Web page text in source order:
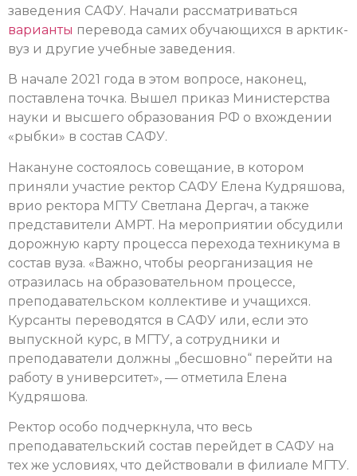
заведения САФУ. Начали рассматриваться
варианты перевода самих обучающихся в арктик-
вуз и другие учебные заведения.
В начале 2021 года в этом вопросе, наконец,
поставлена точка. Вышел приказ Министерства
науки и высшего образования РФ о вхождении
«рыбки» в состав САФУ.
Накануне состоялось совещание, в котором
приняли участие ректор САФУ Елена Кудряшова,
врио ректора МГТУ Светлана Дергач, а также
представители АМРТ. На мероприятии обсудили
дорожную карту процесса перехода техникума в
состав вуза. «Важно, чтобы реорганизация не
отразилась на образовательном процессе,
преподавательском коллективе и учащихся.
Курсанты переводятся в САФУ или, если это
выпускной курс, в МГТУ, а сотрудники и
преподаватели должны „бесшовно“ перейти на
работу в университет», — отметила Елена
Кудряшова.
Ректор особо подчеркнула, что весь
преподавательский состав перейдет в САФУ на
тех же условиях, что действовали в филиале МГТУ.